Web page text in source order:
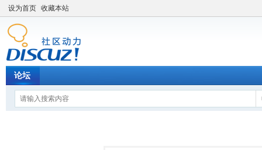
设为首页 收藏本站
论坛